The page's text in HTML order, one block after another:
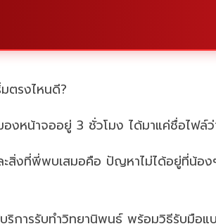
ตรงไหนดี?
หน้าจออยู่ 3 ชั่วโมง ได้มาแค่ชื่อไฟล์
ที่พี่พบเสมอคือ ปัญหาไม่ได้อยู่ที่น้องๆ
ารรับทำวิทยานิพนธ์ พร้อมวิธีรับมือแ